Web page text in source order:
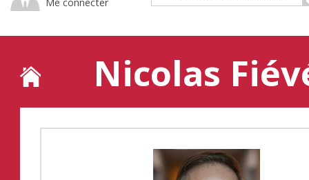
Nicolas
Back